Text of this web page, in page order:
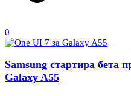
0
Samsung стартира бета
Galaxy A55